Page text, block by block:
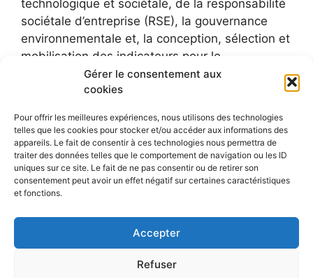
Gérer le consentement aux
cookies
Pour offrir les meilleures expériences, nous utilisons des technologies
telles que les cookies pour stocker et/ou accéder aux informations des
appareils. Le fait de consentir à ces technologies nous permettra de
traiter des données telles que le comportement de navigation ou les ID
uniques sur ce site. Le fait de ne pas consentir ou de retirer son
consentement peut avoir un effet négatif sur certaines caractéristiques
et fonctions.
Accepter
Refuser
technologique et sociétale, de la responsabilité
sociétale d’entreprise (RSE), la gouvernance
environnementale et, la conception, sélection et
mobilisation des indicateurs pour le
développement durable.